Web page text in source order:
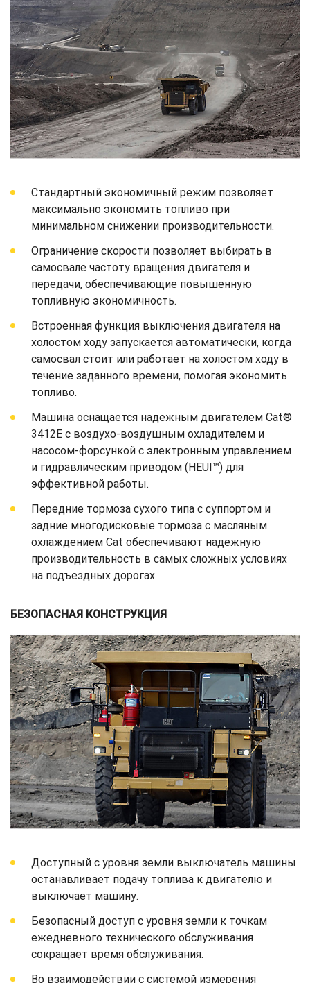
Стандартный экономичный режим позволяет
максимально экономить топливо при
минимальном снижении производительности.
Ограничение скорости позволяет выбирать в
самосвале частоту вращения двигателя и
передачи, обеспечивающие повышенную
топливную экономичность.
Встроенная функция выключения двигателя на
холостом ходу запускается автоматически, когда
самосвал стоит или работает на холостом ходу в
течение заданного времени, помогая экономить
топливо.
Машина оснащается надежным двигателем Cat®
3412E с воздухо-воздушным охладителем и
насосом-форсункой с электронным управлением
и гидравлическим приводом (HEUI™) для
эффективной работы.
Передние тормоза сухого типа с суппортом и
задние многодисковые тормоза с масляным
охлаждением Cat обеспечивают надежную
производительность в самых сложных условиях
на подъездных дорогах.
БЕЗОПАСНАЯ КОНСТРУКЦИЯ
Доступный с уровня земли выключатель машины
останавливает подачу топлива к двигателю и
выключает машину.
Безопасный доступ с уровня земли к точкам
ежедневного технического обслуживания
сокращает время обслуживания.
Во взаимодействии с системой измерения